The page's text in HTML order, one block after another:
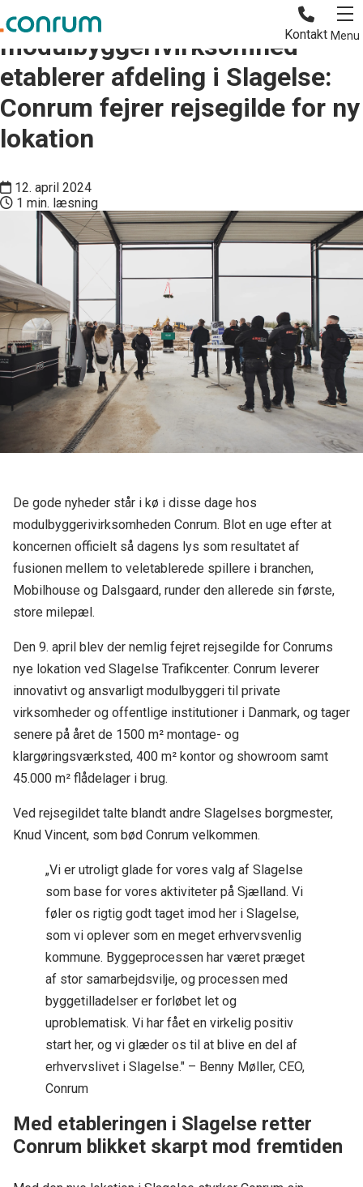
Kontakt Menu
Ambitiøs
modulbyggerivirksomhed
etablerer afdeling i Slagelse:
Conrum fejrer rejsegilde for ny
lokation
12. april 2024
1 min. læsning
De gode nyheder står i kø i disse dage hos
modulbyggerivirksomheden Conrum. Blot en uge efter at
koncernen officielt så dagens lys som resultatet af
fusionen mellem to veletablerede spillere i branchen,
Mobilhouse og Dalsgaard, runder den allerede sin første,
store milepæl.
Den 9. april blev der nemlig fejret rejsegilde for Conrums
nye lokation ved Slagelse Trafikcenter. Conrum leverer
innovativt og ansvarligt modulbyggeri til private
virksomheder og offentlige institutioner i Danmark, og tager
senere på året de 1500 m² montage- og
klargøringsværksted, 400 m² kontor og showroom samt
45.000 m² flådelager i brug.
Ved rejsegildet talte blandt andre Slagelses borgmester,
Knud Vincent, som bød Conrum velkommen.
„Vi er utroligt glade for vores valg af Slagelse
som base for vores aktiviteter på Sjælland. Vi
føler os rigtig godt taget imod her i Slagelse,
som vi oplever som en meget erhvervsvenlig
kommune. Byggeprocessen har været præget
af stor samarbejdsvilje, og processen med
byggetilladelser er forløbet let og
uproblematisk. Vi har fået en virkelig positiv
start her, og vi glæder os til at blive en del af
erhvervslivet i Slagelse." – Benny Møller, CEO,
Conrum
Med etableringen i Slagelse retter
Conrum blikket skarpt mod fremtiden